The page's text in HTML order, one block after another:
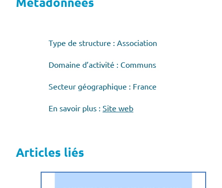
Type de structure : Association
Domaine d’activité : Communs
Secteur géographique : France
En savoir plus : Site web
Articles liés